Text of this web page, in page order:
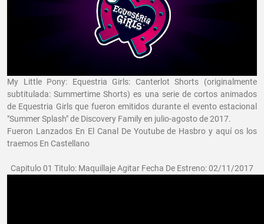
My Little Pony: Equestria Girls: Canterlot Shorts (originalmente
subtitulada: Summertime Shorts) es una serie de cortos animados
de Equestria Girls que fueron emitidos durante el evento estacional
"Summer Splash" de Discovery Family en julio-agosto de 2017.
Fueron Lanzados En El Canal De Youtube de Hasbro y aquí os los
traemos En Castellano
Capitulo 01 Titulo: Maquillaje Agitar Fecha De Estreno: 02/11/2017